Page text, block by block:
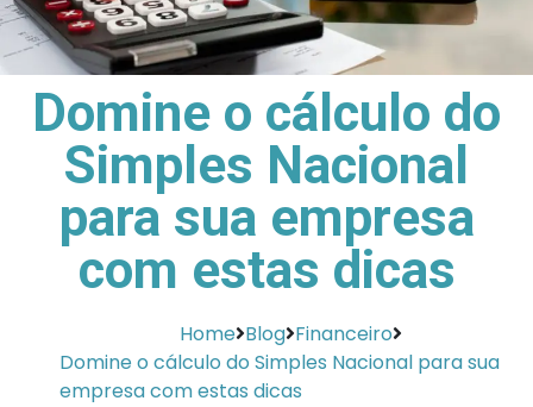
Domine o cálculo do
Simples Nacional
para sua empresa
com estas dicas
Home Blog Financeiro
Domine o cálculo do Simples Nacional para sua
empresa com estas dicas